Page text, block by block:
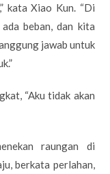
kata Xiao Kun. “Di
beban, dan kita
jawab untuk
“Aku tidak akan
raungan di
berkata perlahan,